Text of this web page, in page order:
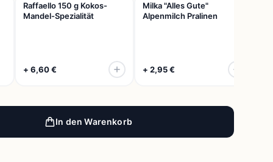
Raffaello 150 g Kokos-
Mandel-Spezialität
+ 6,60 €
Milka "Alles Gute"
Alpenmilch Pralinen
+ 2,95 €
In den Warenkorb